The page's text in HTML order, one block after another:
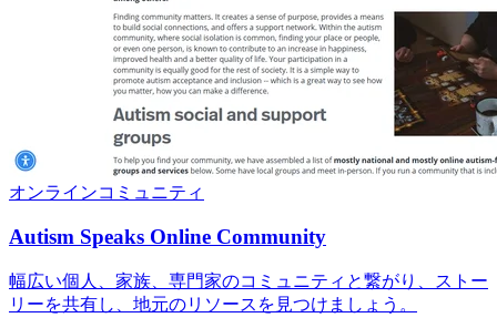
オンラインコミュニティ
Autism Speaks Online Community
幅広い個人、家族、専門家のコミュニティと繋がり、ストー
リーを共有し、地元のリソースを見つけましょう。